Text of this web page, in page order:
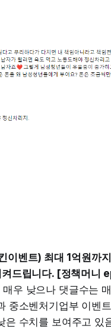
이벤트) 최대 1억원까
켜드립니다. [정책머니
우 낮으나 댓글수는
중소벤처기업부 이벤
은 수치를 보여주고 있